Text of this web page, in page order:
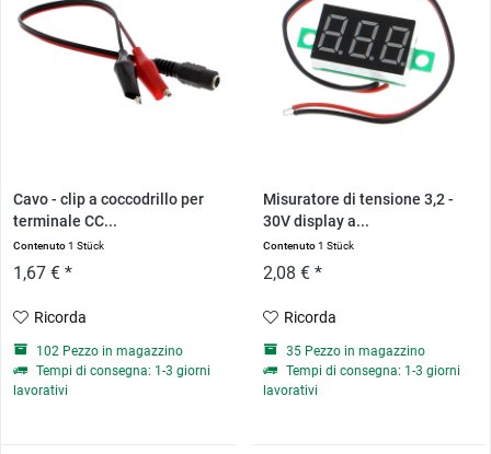
Cavo - clip a coccodrillo per
terminale CC...
Contenuto1 Stück
1,67 € *
Ricorda
102 Pezzo in magazzino
Tempi di consegna: 1-3 giorni
lavorativi
Misuratore di tensione 3,2 -
30V display a...
Contenuto1 Stück
2,08 € *
Ricorda
35 Pezzo in magazzino
Tempi di consegna: 1-3 giorni
lavorativi